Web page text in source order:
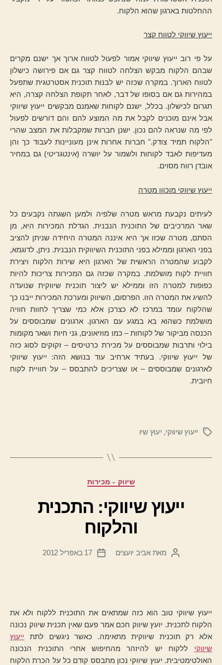
ההחלטות בארגון שהוא הלקוח.
ייעוץ שיווקי לטווח קצר
על פי רוב ייעוץ שיווקי אמור לפעול לטווח ארוך אך ישנם מקרים
שבהם הלקוח מבקש הצלחה לטווח קצר גם אם פירושה כישלון
לטווח הארוך. במקרה שכזה יש לבנות תוכנית אסטרטגית שתפעל
במהירות גם אם בסופו של דבר, לאחר תקופת הצלחה קצרה, היא
תגרום לכישלון. בכלל, ישנם לקוחות שאמנם מבקשים ייעוץ שיווקי
אבל אינם מוכנים לקבל את מה המוצע להם והם דורשים לפעול
לפי מה שנראה להם נכון. ישנן חברות שמקבלות את המצב שהרי
"הלקוח תמיד צודק." חברות אחרות אינן מעוניינות לעבוד כך והן
מעדיפות לאבד לקוחות ולשמור על יושרה (אינטגריטי) גם במחיר
אובדן רווח מסוים.
ייעוץ שיווקי מוכוון מטרה
לעיתים נקבעת מראש מטרה שלפיה ולמען השגתה נקבעים כל
שאר המרכיבים של התוכנית הנבנית. הגדלת המכירות היא, מן
הסתם, מטרה שכזו אך היא איננה המטרה היחידה שניתן להציב
בפני הארגון וממילא בפני התוכנית השיווקית הנבנית. ניתן, לדוגמא,
לקבוע שהמטרה הראשית של הארגון היא שירות הלקוח ויצירת
חוויית לקוח מושלמת. במקרה שכזה גם המכירות צריכות להיות
כפופות למטרה הזו וממילא יש ליצור תוכנית שיווקית שנועדה
להשיג את המטרה הזו. הפרסום, השיווק ומערכת המכירות ייבנו כך
שהלקוח עומד במרכז לא כצרכן אלא כמי שצריך לחוות חוויה
מושלמת כשהוא בא במגע עם הארגון. ארגונים שמבוססים על
הכנסה מביקור של לקוחות – כמו מוזיאונים, גני חיות ושאר מקומות
בילוי ותרבות שמבוססים על מכירת כרטיסים – זקוקים לסוג כזה
של ייעוץ שיווקי. בעתיד ארחיב עוד בנושא הזה: ייעוץ שיווקי
לארגונים שמבוססים – או שצריכים להתבסס – על חוויית לקוח
חיובית.
תגיותייעוץ שיווקי, יעוץ שיו
קטגוריות
שיווק - מכירות
ייעוץ שיווקי: התכנית
והלקוח
המחבר
מאתאביב יועצים
תאריך
17 באפריל 2012
ייעוץ שיווקי טוב הוא כזה שמתאים את התוכנית ללקוח ולא את
הלקוח לתכנית. יועץ שיווק חכם אמר פעם שאין תכנית שיווק נכונה
אלא רק תוכנית שיווקית מתאימה. כאשר ניגשים לתת ייעוץ
שיווקי ללקוח יש להיזהר מהחיפוש אחרי התוכנית הנכונה
האולטימטיבית. יעוץ שיווקי נכון מתבסס קודם כל על הכרת הלקוח